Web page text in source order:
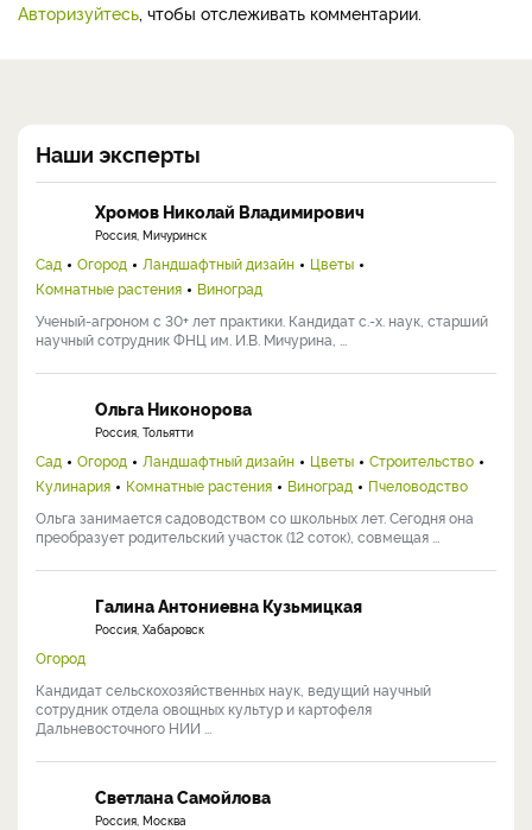
Авторизуйтесь, чтобы отслеживать комментарии.
Наши эксперты
Хромов Николай Владимирович
Россия, Мичуринск
Сад Огород Ландшафтный дизайн
Цветы
Комнатные растения
Виноград
Ученый-агроном с 30+ лет практики. Кандидат с.-х. наук, старший
научный сотрудник ФНЦ им. И.В. Мичурина, ...
Ольга Никонорова
Россия, Тольятти
Сад Огород Ландшафтный дизайн Цветы
Строительство
Кулинария
Комнатные растения Виноград
Пчеловодство
Ольга занимается садоводством со школьных лет. Сегодня она
преобразует родительский участок (12 соток), совмещая ...
Галина Антониевна Кузьмицкая
Россия, Хабаровск
Огород
Кандидат сельскохозяйственных наук, ведущий научный
сотрудник отдела овощных культур и картофеля
Дальневосточного НИИ ...
Светлана Самойлова
Россия, Москва